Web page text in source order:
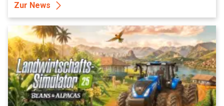
Zur News